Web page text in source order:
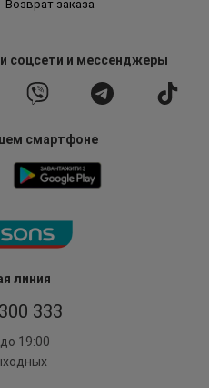
линия
333
19:00
Возврат заказа
соцсети и мессенджеры
смартфоне